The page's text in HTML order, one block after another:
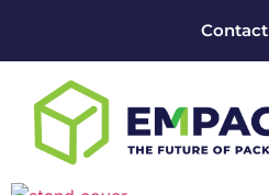
Contact